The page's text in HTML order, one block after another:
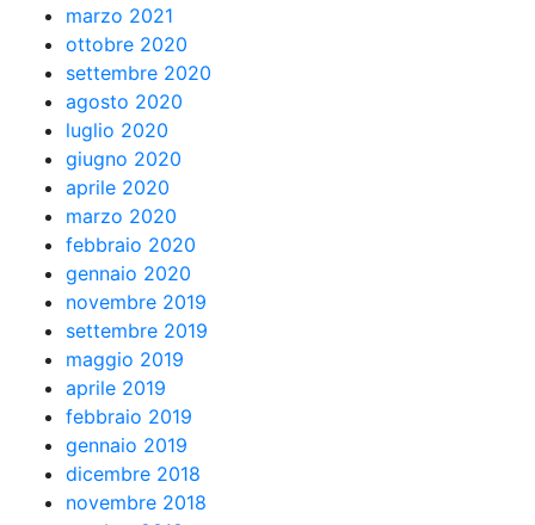
marzo 2021
ottobre 2020
settembre 2020
agosto 2020
luglio 2020
giugno 2020
aprile 2020
marzo 2020
febbraio 2020
gennaio 2020
novembre 2019
settembre 2019
maggio 2019
aprile 2019
febbraio 2019
gennaio 2019
dicembre 2018
novembre 2018